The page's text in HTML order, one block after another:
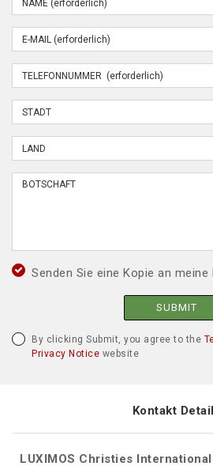
Senden Sie eine Kopie an meine
SUBMIT
By clicking Submit, you agree to the
Privacy Notice website
Kontakt
LUXIMOS Christies